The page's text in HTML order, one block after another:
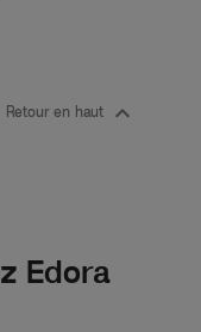
Retour en haut 
Edora